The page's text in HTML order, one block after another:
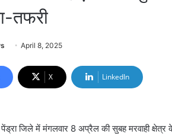
तफरी
April 8, 2025
X LinkedIn
जिले में मंगलवार 8 अप्रैल की सुबह मरवाही क्षेत्र